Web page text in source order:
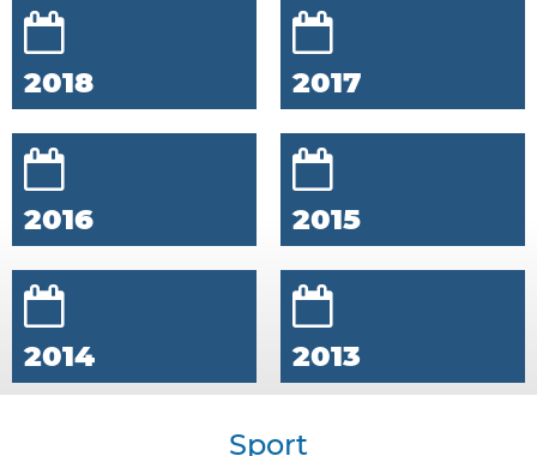
2018 2017
2016 2015
2014 2013
Sport